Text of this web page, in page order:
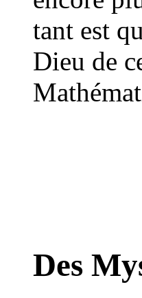
tant est
Dieu de
Des